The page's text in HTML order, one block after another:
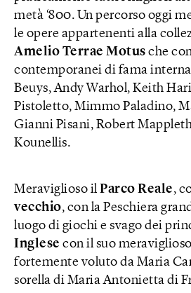
metà ‘800. Un percorso oggi
le opere appartenenti alla
Amelio Terrae Motus che
contemporanei di fama
Beuys, Andy Warhol, Keith
Pistoletto, Mimmo Paladino,
Gianni Pisani, Robert
Kounellis.
Meraviglioso il Parco Reale,
vecchio, con la Peschiera
luogo di giochi e svago dei
Inglese con il suo meraviglioso
fortemente voluto da Maria
sorella di Maria Antonietta di